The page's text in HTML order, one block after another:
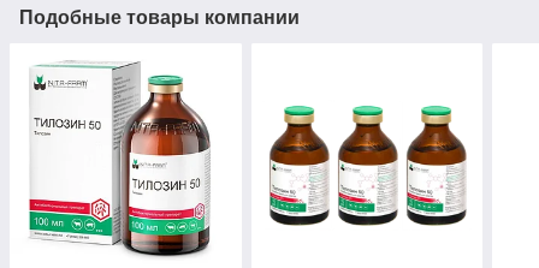
Подобные товары компании